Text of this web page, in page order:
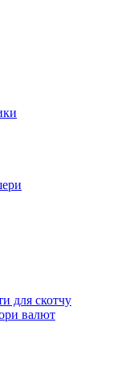
для скотчу
валют